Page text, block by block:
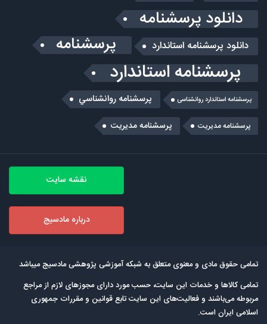
دانلود پرسشنامه
دانلود پرسشنامه استاندارد پرسشنامه
پرسشنامه استاندارد
پرسشنامه استاندارد روانشناسی پرسشنامه روانشناسي
پرسشنامه مديريت پرسشنامه مدیریت
نقشه سایت
درباره مادسیج
تمامی حقوق مادی و معنوی متعلق به شبکه آموزشی پژوهشی مادسیج میباشد
تمامی كالاها و خدمات این سایت، حسب مورد دارای مجوزهای لازم از مراجع
مربوطه می‌باشند و فعالیت‌های این سایت تابع قوانین و مقررات جمهوری
اسلامی ایران است.